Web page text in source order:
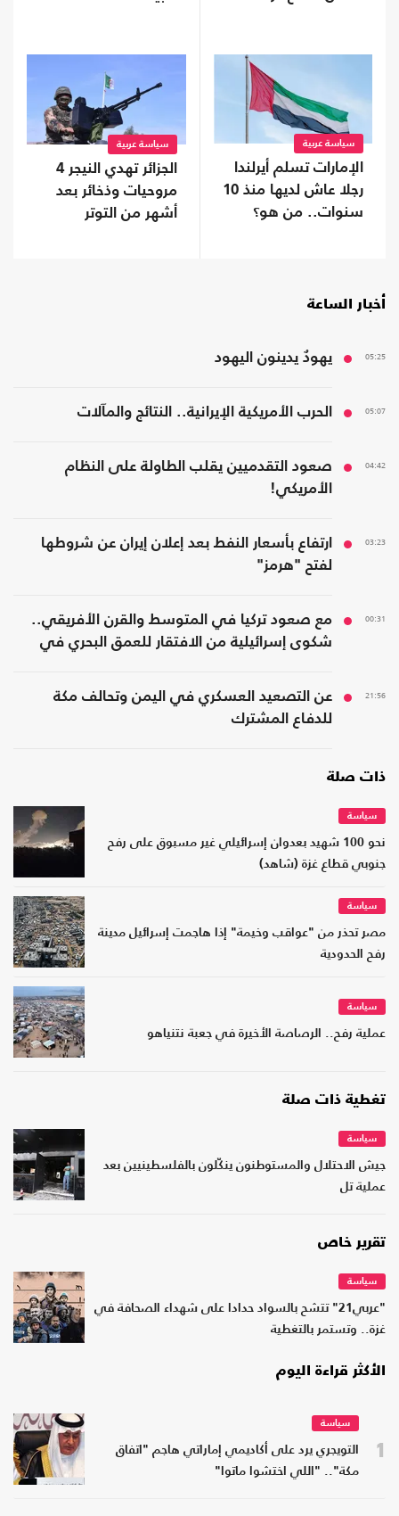
سياسة عربية
الإمارات تسلم أيرلندا
رجلا عاش لديها منذ 10
سنوات.. من هو؟
سياسة عربية
الجزائر تهدي النيجر 4
مروحيات وذخائر بعد
أشهر من التوتر
أخبار الساعة
05:25 يهودٌ يدينون اليهود
05:07 الحرب الأمريكية الإيرانية.. النتائج والمآلات
04:42
صعود التقدميين يقلب الطاولة على النظام
الأمريكي!
03:23
ارتفاع بأسعار النفط بعد إعلان إيران عن شروطها
لفتح "هرمز"
00:31
مع صعود تركيا في المتوسط والقرن الأفريقي..
شكوى إسرائيلية من الافتقار للعمق البحري في
21:56
عن التصعيد العسكري في اليمن وتحالف مكة
للدفاع المشترك
ذات صلة
سياسة
نحو 100 شهيد بعدوان إسرائيلي غير مسبوق على رفح
جنوبي قطاع غزة (شاهد)
سياسة
مصر تحذر من "عواقب وخيمة" إذا هاجمت إسرائيل مدينة
رفح الحدودية
سياسة
عملية رفح.. الرصاصة الأخيرة في جعبة نتنياهو
تغطية ذات صلة
سياسة
جيش الاحتلال والمستوطنون ينكّلون بالفلسطينيين بعد
عملية تل
تقرير خاص
سياسة
"عربي21" تتشح بالسواد حدادا على شهداء الصحافة في
غزة.. وتستمر بالتغطية
الأكثر قراءة اليوم
1
سياسة
التويجري يرد على أكاديمي إماراتي هاجم "اتفاق
مكة".. "اللي اختشوا ماتوا"